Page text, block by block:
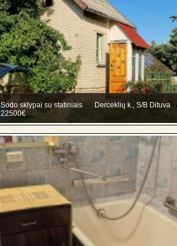
Sodo sklypai su statiniais
Derceklių k., S/B Dituva
22500€